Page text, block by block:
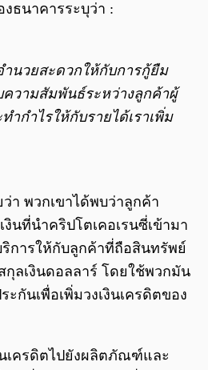
ธนาคารระบุว่า :
ำนวยสะดวกให้กับการกู้ยืม
ความสัมพันธ์ระหว่างลูกค้าผู้
ำกำไรให้กับรายได้เราเพิ่ม
า พวกเขาได้พบว่าลูกค้า
นที่นำคริปโตเคอเรนซี่เข้ามา
การให้กับลูกค้าที่ถือสินทรัพย์
กุลเงินดอลลาร์ โดยใช้พวกมัน
กันเพื่อเพิ่มวงเงินเครดิตของ
เครดิตไปยังผลิตภัณฑ์และ